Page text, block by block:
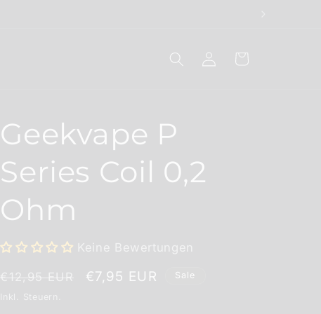
EinloggenWarenkorb
Geekvape P
Series Coil 0,2
Ohm
Keine Bewertungen
Normaler
Preis
€12,95 EUR Verkaufspreis
€7,95 EUR Sale
Inkl. Steuern.